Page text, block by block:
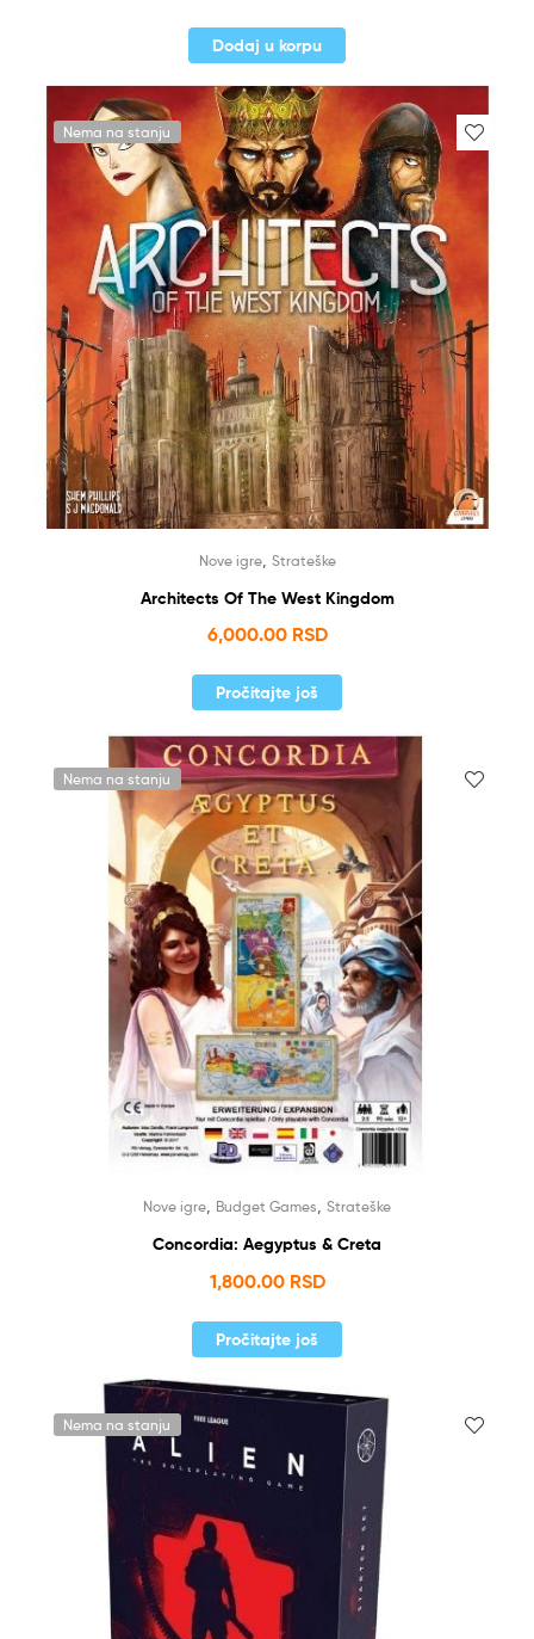
Dodaj u korpu
Nema na stanju
Nove igre, Strateške
Architects Of The West Kingdom
6,000.00 RSD
Pročitajte još
Nema na stanju
Nove igre Budget Games Strateške
Concordia: Aegyptus & Creta
1,800.00 RSD
Pročitajte još
Nema na stanju